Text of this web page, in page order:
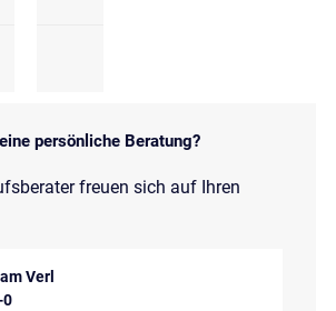
persönliche Beratung?
freuen sich auf Ihren
Verl
0